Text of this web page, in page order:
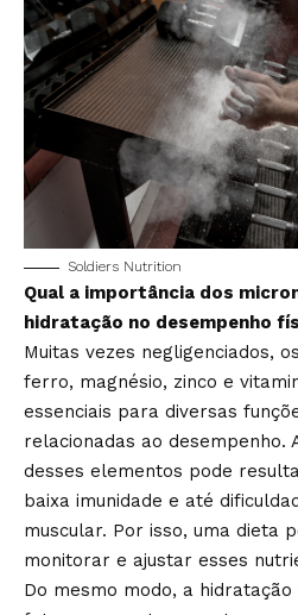
Soldiers Nutrition
Qual a importância dos
hidratação no desempenho
Muitas vezes negligenciados,
ferro, magnésio, zinco e
essenciais para diversas
relacionadas ao desempenho.
desses elementos pode
baixa imunidade e até
muscular. Por isso, uma dieta
monitorar e ajustar esses
Do mesmo modo, a